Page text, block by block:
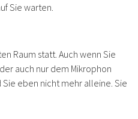
Sie warten.
Raum statt. Auch wenn Sie
auch nur dem Mikrophon
eben nicht mehr alleine. Sie